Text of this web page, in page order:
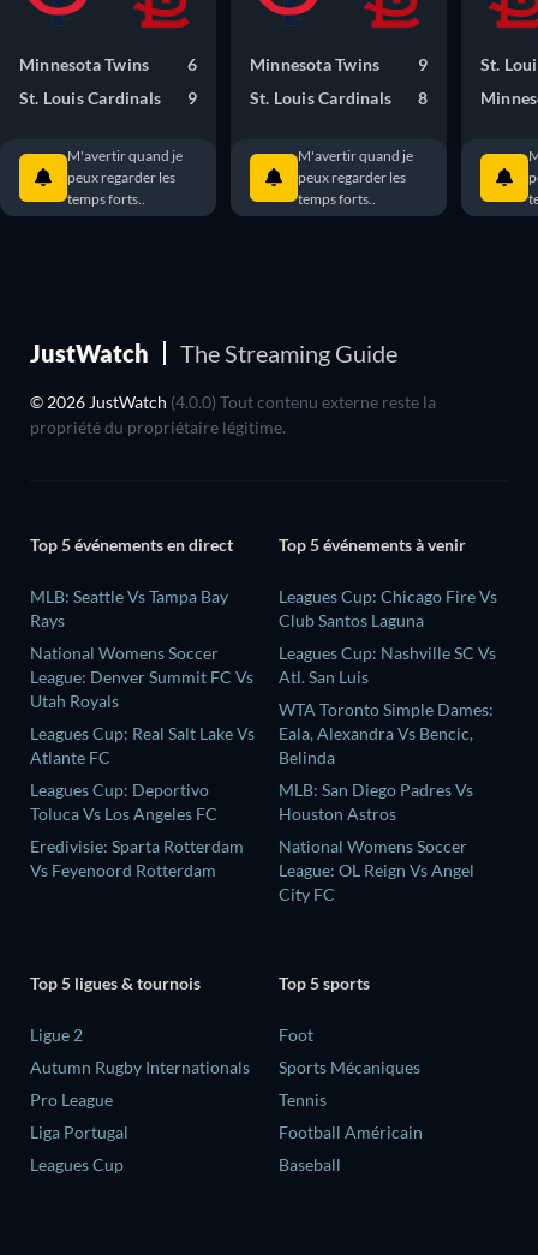
Minnesota Twins
6
St. Louis Cardinals
9
M'avertir quand je
peux regarder les
temps forts..
Minnesota Twins
9
St. Louis Cardinals
8
M'avertir quand je
peux regarder les
temps forts..
St.
JustWatch The Streaming Guide
© 2026 JustWatch (4.0.0) Tout contenu externe reste la
propriété du propriétaire légitime.
Top 5 événements en direct
MLB: Seattle Vs Tampa Bay
Rays
National Womens Soccer
League: Denver Summit FC Vs
Utah Royals
Leagues Cup: Real Salt Lake Vs
Atlante FC
Leagues Cup: Deportivo
Toluca Vs Los Angeles FC
Eredivisie: Sparta Rotterdam
Vs Feyenoord Rotterdam
Top 5 événements à venir
Leagues Cup: Chicago Fire Vs
Club Santos Laguna
Leagues Cup: Nashville SC Vs
Atl. San Luis
WTA Toronto Simple Dames:
Eala, Alexandra Vs Bencic,
Belinda
MLB: San Diego Padres Vs
Houston Astros
National Womens Soccer
League: OL Reign Vs Angel
City FC
Top 5 ligues & tournois
Ligue 2
Autumn Rugby Internationals
Pro League
Liga Portugal
Leagues Cup
Top 5 sports
Foot
Sports Mécaniques
Tennis
Football Américain
Baseball